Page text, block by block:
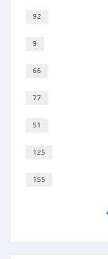
92
9
66
77
51
125
155